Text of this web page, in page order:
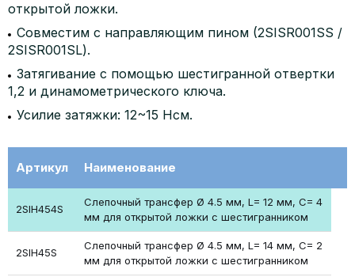
открытой ложки.
Совместим с направляющим пином (2SISR001SS /
2SISR001SL).
Затягивание с помощью шестигранной отвертки
1,2 и динамометрического ключа.
Усилие затяжки: 12~15 Нсм.
Артикул Наименование
2SIH454S
Слепочный трансфер Ø 4.5 мм, L= 12 мм, C= 4
мм для открытой ложки с шестигранником
2SIH45S
Слепочный трансфер Ø 4.5 мм, L= 14 мм, C= 2
мм для открытой ложки с шестигранником